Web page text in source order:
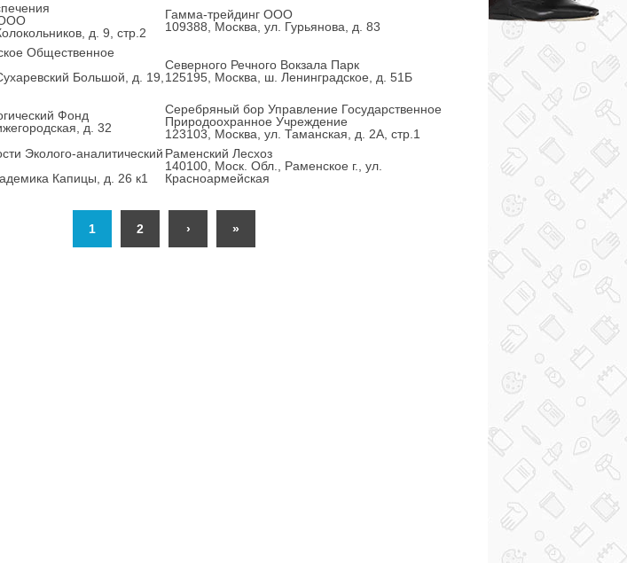
ООО
д. 9, стр.2
Гамма-трейдинг ООО
109388, Москва, ул. Гурьянова, д. 83
Общественное
Большой, д. 19,
Северного Речного Вокзала Парк
125195, Москва, ш. Ленинградское, д. 51Б
Фонд
д. 32
Серебряный бор Управление Государственное
Природоохранное Учреждение
123103, Москва, ул. Таманская, д. 2А, стр.1
Эколого-аналитический
Капицы, д. 26 к1
Раменский Лесхоз
140100, Моск. Обл., Раменское г., ул.
Красноармейская
1 2 › »